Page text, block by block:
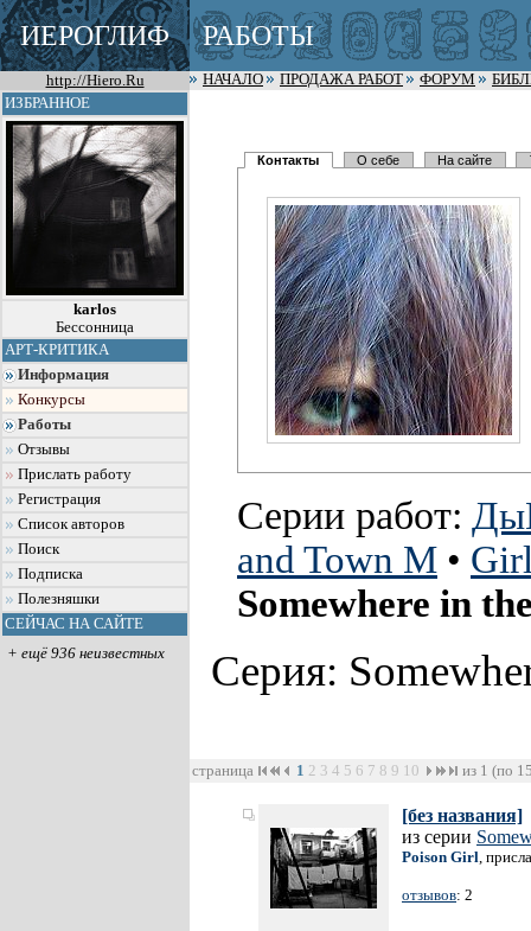
ИЕРОГЛИФ РАБОТЫ
http://Hiero.Ru НАЧАЛО ПРОДАЖА РАБОТ ФОРУМ
ИЗБРАННОЕ
karlos
Бессонница
АРТ-КРИТИКА
Информация
Конкурсы
Работы
Отзывы
Прислать работу
Регистрация
Список авторов
Поиск
Подписка
Полезняшки
СЕЙЧАС НА САЙТЕ
+ ещё 936 неизвестных
Контакты О себе На сайте
Серии работ:
and Town M •
Somewhere in
Серия:
страница 1 2 3 4 5 6 7 8 9 10 из 1 (по
[без названия]
из серии
Poison Girl,
отзывов: 2